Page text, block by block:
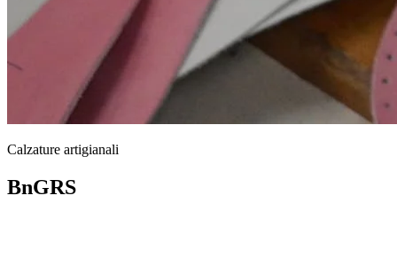
Calzature artigianali
BnGRS